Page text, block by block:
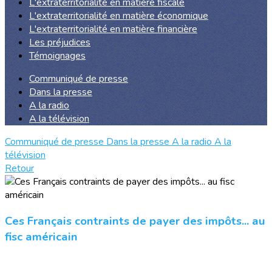
L'extraterritorialité en matière économique
L'extraterritorialité en matière financière
Les préjudices
Témoignages
Communiqué de presse
Dans la presse
A la radio
A la télévision
Communiqué de presse Dans la presse A la radio A la
télévision
Retour
Ces Français contraints de payer des impôts... au
fisc américain